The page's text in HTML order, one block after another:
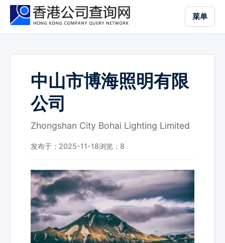
菜单
中山市博海照明有限
公司
Zhongshan City Bohai Lighting Limited
发布于：2025-11-18浏览： 8